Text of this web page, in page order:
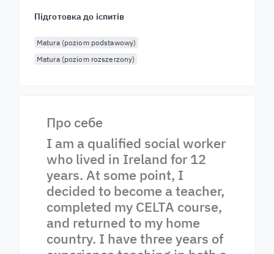
Підготовка до іспитів
Matura (poziom podstawowy)
Matura (poziom rozszerzony)
Про себе
I am a qualified social worker
who lived in Ireland for 12
years. At some point, I
decided to become a teacher,
completed my CELTA course,
and returned to my home
country. I have three years of